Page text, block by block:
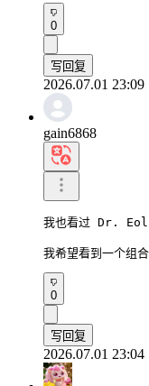
0
写回复
2026.07.01 23:09
gain6868
我也看过 Dr. Eol
我希望看到一个组合
0
写回复
2026.07.01 23:04